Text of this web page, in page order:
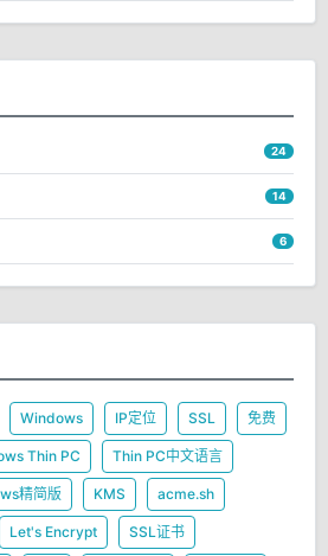
24
14
6
Windows IP定位 SSL 免费
Thin PC Thin PC中文语言
精简版 KMS acme.sh
Let's Encrypt SSL证书